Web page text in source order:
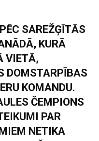
SAREŽĢĪTĀS
KURĀ
VIETĀ,
DOMSTARPĪBAS
KOMANDU.
ČEMPIONS
PAR
NETIKA